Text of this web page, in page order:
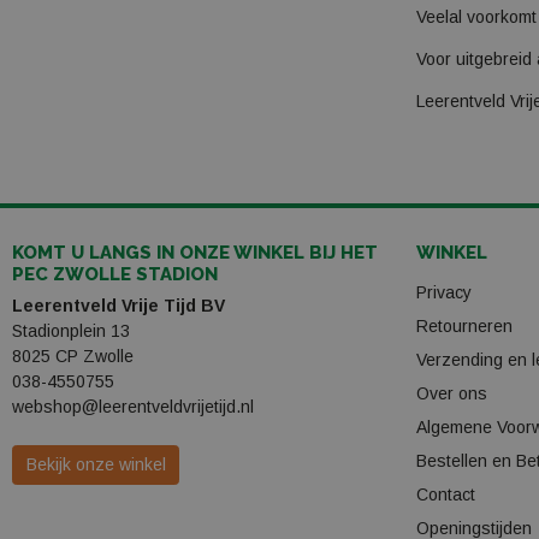
Veelal
Voor uitgebreid
Leerentveld
KOMT U LANGS IN ONZE WINKEL BIJ HET
PEC ZWOLLE STADION
Leerentveld Vrije Tijd BV
Stadionplein 13
8025 CP Zwolle
038-4550755
webshop@leerentveldvrijetijd.nl
Bekijk onze winkel
WINKEL
Privacy
Retourneren
Verzending en
Over ons
Algemene
Bestellen en
Contact
Openingstijden